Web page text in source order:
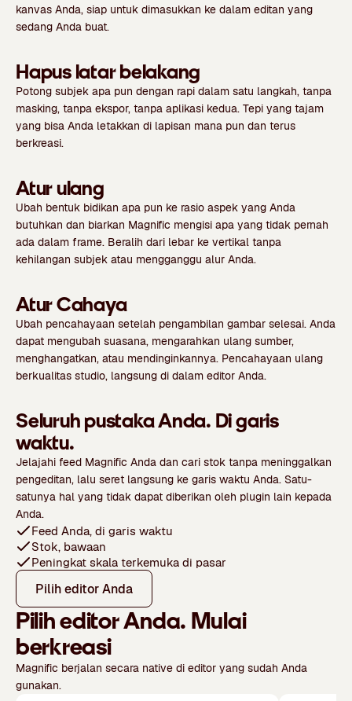
kanvas Anda, siap untuk dimasukkan ke dalam editan yang
sedang Anda buat.
Hapus latar belakang
Potong subjek apa pun dengan rapi dalam satu langkah, tanpa
masking, tanpa ekspor, tanpa aplikasi kedua. Tepi yang tajam
yang bisa Anda letakkan di lapisan mana pun dan terus
berkreasi.
Atur ulang
Ubah bentuk bidikan apa pun ke rasio aspek yang Anda
butuhkan dan biarkan Magnific mengisi apa yang tidak pernah
ada dalam frame. Beralih dari lebar ke vertikal tanpa
kehilangan subjek atau mengganggu alur Anda.
Atur Cahaya
Ubah pencahayaan setelah pengambilan gambar selesai. Anda
dapat mengubah suasana, mengarahkan ulang sumber,
menghangatkan, atau mendinginkannya. Pencahayaan ulang
berkualitas studio, langsung di dalam editor Anda.
Seluruh pustaka Anda. Di garis
waktu.
Jelajahi feed Magnific Anda dan cari stok tanpa meninggalkan
pengeditan, lalu seret langsung ke garis waktu Anda. Satu-
satunya hal yang tidak dapat diberikan oleh plugin lain kepada
Anda.
Feed Anda, di garis waktu
Stok, bawaan
Peningkat skala terkemuka di pasar
Pilih editor Anda
Pilih editor Anda. Mulai
berkreasi
Magnific berjalan secara native di editor yang sudah Anda
gunakan.